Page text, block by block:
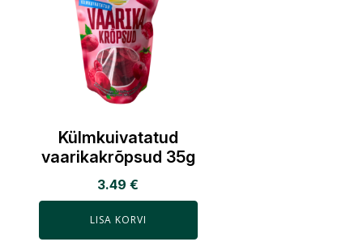
Külmkuivatatud
vaarikakrõpsud 35g
3.49€
LISA KORVI